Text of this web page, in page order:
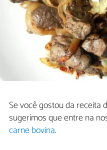
Se você gostou da receita
sugerimos que entre na
carne bovina.